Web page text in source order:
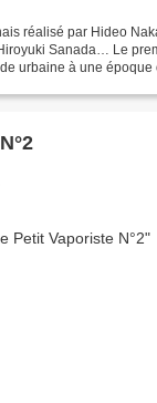
réalisé par Hideo
Sanada… Le
urbaine à une époque